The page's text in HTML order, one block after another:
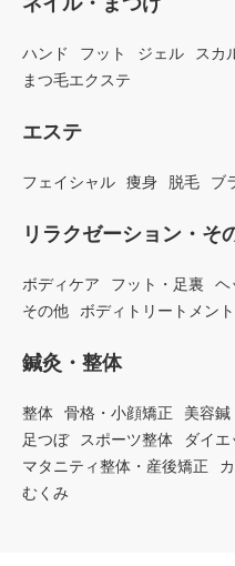
ハンド フット ジェル スカ
まつ毛エクステ
エステ
フェイシャル 痩身 脱毛 ブ
リラクゼーション・そ
ボディケア フット・足裏 ヘ
その他
ボディトリートメント
鍼灸・整体
整体 骨格・小顔矯正 美容鍼
足つぼ
スポーツ整体 ダイエ
マタニティ整体・産後矯正
むくみ